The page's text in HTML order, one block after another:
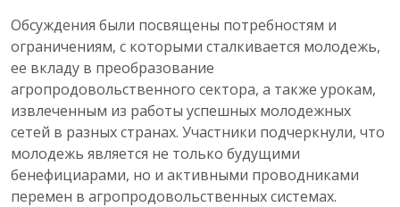
Обсуждения были посвящены потребностям и
ограничениям, с которыми сталкивается молодежь,
ее вкладу в преобразование
агропродовольственного сектора, а также урокам,
извлеченным из работы успешных молодежных
сетей в разных странах. Участники подчеркнули, что
молодежь является не только будущими
бенефициарами, но и активными проводниками
перемен в агропродовольственных системах.